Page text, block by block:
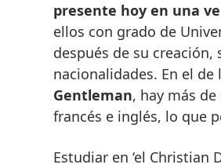
presente hoy en una
ellos con grado de
después de su creación,
nacionalidades. En el de
Gentleman, hay más
francés e inglés, lo que
Estudiar en ‘el Christian